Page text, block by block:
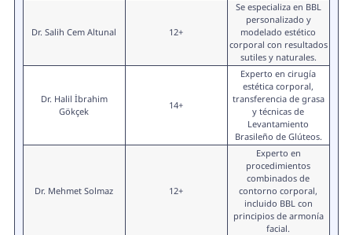
Dr. Salih Cem Altunal 12+
Se especializa en BBL
personalizado y
modelado estético
corporal con resultados
sutiles y naturales.
Dr. Halil İbrahim
Gökçek
14+
Experto en cirugía
estética corporal,
transferencia de grasa
y técnicas de
Levantamiento
Brasileño de Glúteos.
Dr. Mehmet Solmaz 12+
Experto en
procedimientos
combinados de
contorno corporal,
incluido BBL con
principios de armonía
facial.